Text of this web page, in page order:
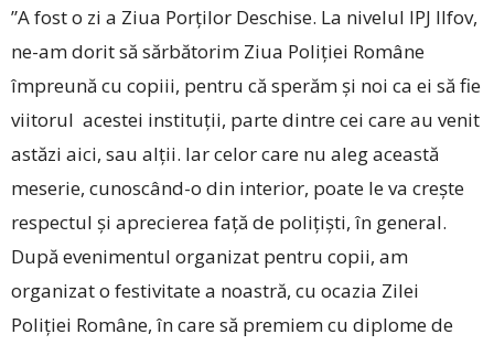
”A fost o zi a Ziua Porților Deschise. La nivelul IPJ Ilfov,
ne-am dorit să sărbătorim Ziua Poliției Române
împreună cu copiii, pentru că sperăm și noi ca ei să fie
viitorul acestei instituții, parte dintre cei care au venit
astăzi aici, sau alții. Iar celor care nu aleg această
meserie, ­cunoscând-o din interior, poate le va crește
respectul și aprecierea față de polițiști, în general.
După evenimentul organizat pentru copii, am
organizat o festivitate a noastră, cu ocazia Zilei
Poliției Române, în care să premiem cu diplome de